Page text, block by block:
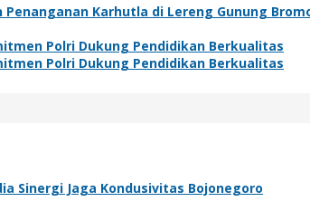
Karhutla di Lereng Gunung
Polri Dukung Pendidikan Berkualitas
Polri Dukung Pendidikan Berkualitas
Sinergi Jaga Kondusivitas Bojonegoro